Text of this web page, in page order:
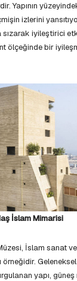
Yapının
izlerini
sızarak iyileştirici
ölçeğinde bir
İslam Mimarisi
İslam sanat
örneğidir.
yapı, güneş